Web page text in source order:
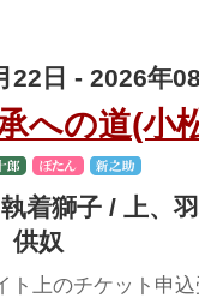
22日 - 2026年
への道(小
着獅子 / 上、
供奴
ト上のチケット申